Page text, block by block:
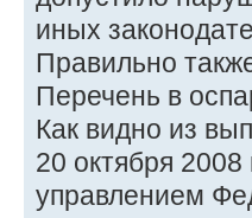
иных
Правильно
Перечень в
Как видно из
20 октября
управлением